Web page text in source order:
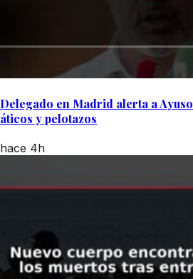
Delegado en Madrid alerta a
áticos y pelotazos
hace 4h